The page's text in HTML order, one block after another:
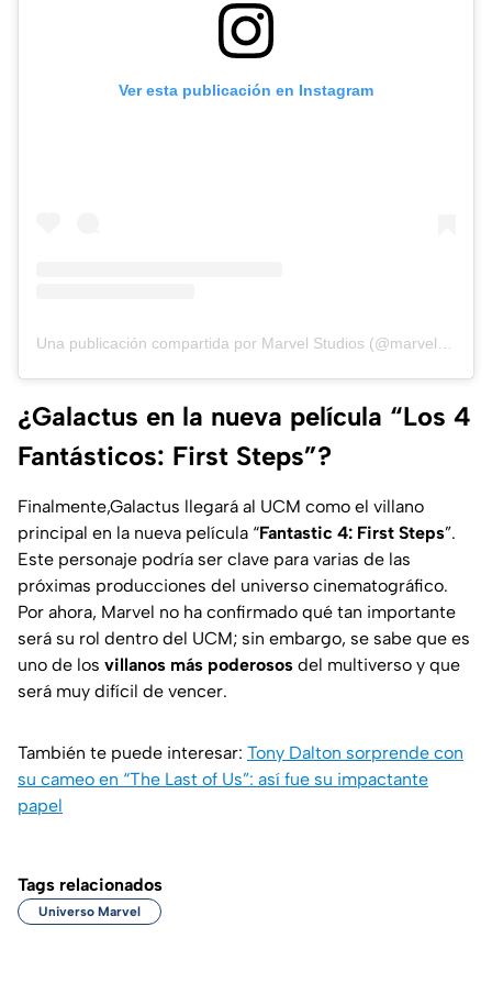
Ver esta publicación en Instagram
¿Galactus en la nueva película “Los 4
Fantásticos: First Steps”?
Finalmente,Galactus llegará al UCM como el villano
principal en la nueva película “Fantastic 4: First Steps”.
Este personaje podría ser clave para varias de las
próximas producciones del universo cinematográfico.
Por ahora, Marvel no ha confirmado qué tan importante
será su rol dentro del UCM; sin embargo, se sabe que es
uno de los villanos más poderosos del multiverso y que
será muy difícil de vencer.
También te puede interesar: Tony Dalton sorprende con
su cameo en “The Last of Us”: así fue su impactante
papel
Tags relacionados
Universo Marvel